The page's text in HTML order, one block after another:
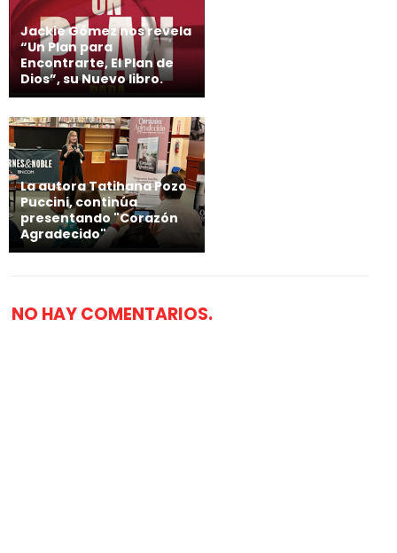
Jackie Gómez nos revela
“Un Plan para
Encontrarte, El Plan de
Dios”, su Nuevo libro.
La autora Tatihana Pozo
Puccini, continúa
presentando "Corazón
Agradecido"
NO HAY COMENTARIOS.